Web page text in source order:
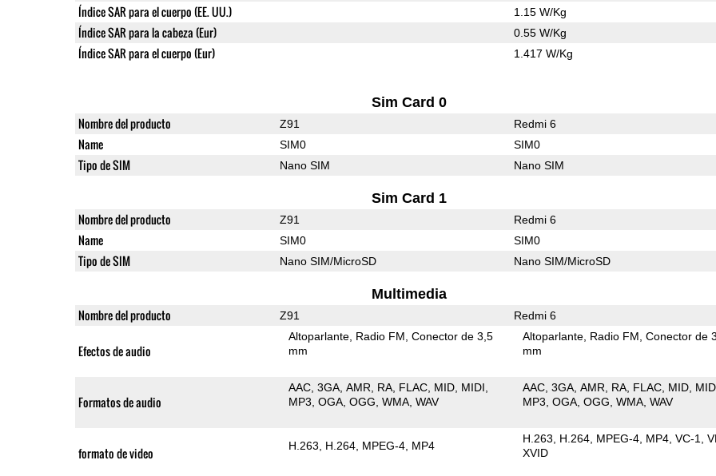
Índice SAR para el cuerpo (EE. UU.) 1.15 W/Kg
Índice SAR para la cabeza (Eur) 0.55 W/Kg
Índice SAR para el cuerpo (Eur) 1.417 W/Kg
Sim Card 0
Nombre del producto Z91 Redmi 6
Name SIM0 SIM0
Tipo de SIM Nano SIM Nano SIM
Sim Card 1
Nombre del producto Z91 Redmi 6
Name SIM0 SIM0
Tipo de SIM Nano SIM/MicroSD Nano SIM/MicroSD
Multimedia
Nombre del producto Z91 Redmi 6
Efectos de audio
Altoparlante Radio FM Conector de 3,5
mm
Altoparlante Radio FM Conector de
mm
Formatos de audio
AAC 3GA AMR RA FLAC MID MIDI
MP3 OGA OGG WMA WAV
AAC 3GA AMR RA FLAC MID
MP3 OGA OGG WMA WAV
formato de video H.263 H.264 MPEG-4 MP4
H.263 H.264 MPEG-4 MP4 VC-1
XVID